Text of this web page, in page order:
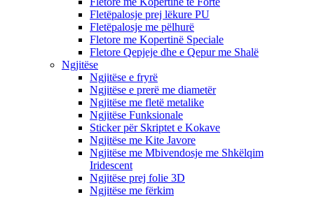
Fletëpalosje prej lëkure PU
Fletëpalosje me pëlhurë
Fletore me Kopertinë Speciale
Fletore Qepjeje dhe e Qepur me Shalë
Ngjitëse
Ngjitëse e fryrë
Ngjitëse e prerë me diametër
Ngjitëse me fletë metalike
Ngjitëse Funksionale
Sticker për Skriptet e Kokave
Ngjitëse me Kite Javore
Ngjitëse me Mbivendosje me Shkëlqim
Iridescent
Ngjitëse prej folie 3D
Ngjitëse me fërkim